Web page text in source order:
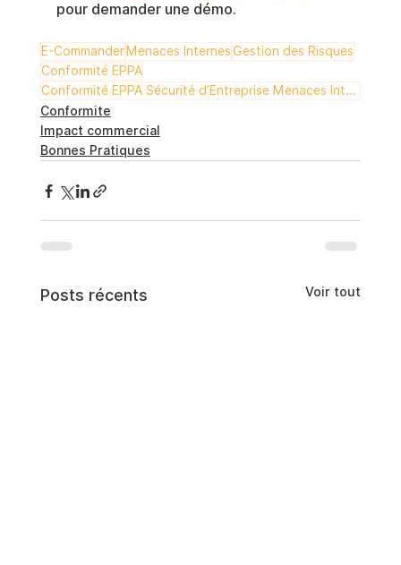
pour demander une démo.
E-Commander Menaces InternesGestion des Risques
Conformité EPPA
Conformité EPPA Sécurité d’Entreprise Menaces Internes Gestion des Risques E-Commander Risk-HR
Conformite
Impact commercial
Bonnes Pratiques
Posts récents Voir tout